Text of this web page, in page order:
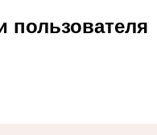
пользователя